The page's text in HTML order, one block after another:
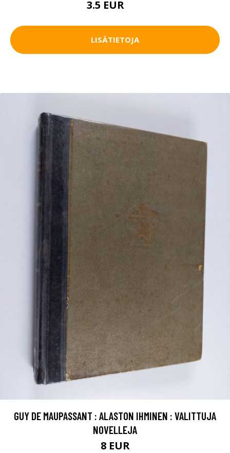
3.5 EUR
LISÄTIETOJA
GUY DE MAUPASSANT : ALASTON IHMINEN : VALITTUJA
NOVELLEJA
8 EUR